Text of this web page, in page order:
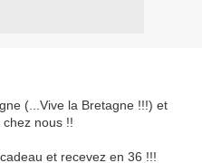
(...Vive la Bretagne !!!) et
nous !!
et recevez en 36 !!!